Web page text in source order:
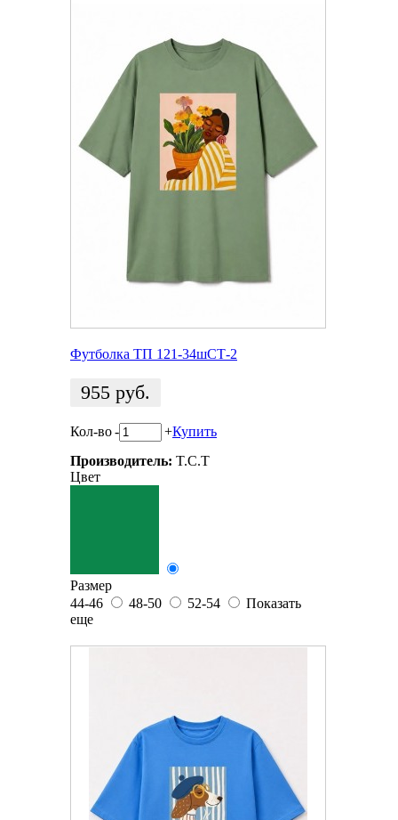
Футболка ТП 121-34шСТ-2
955 руб.
Кол-во- +Купить
Производитель: T.C.T
Цвет
Размер
44-46
48-50 52-54
Показать
еще